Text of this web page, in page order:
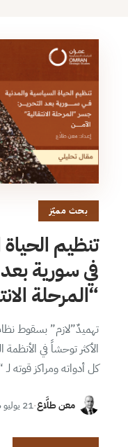
بحث مميّز
تنظيم
في سورية
“المرحلة
تهميدٌ”لازم” بسقوط
الأكثر توحشاً في
كل أدواته ومراكز قوته
معن طلَّاع·21 يوليو 2026